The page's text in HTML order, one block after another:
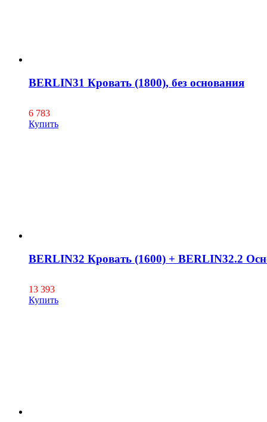
BERLIN31 Кровать (1800), без основания
6 783
Купить
BERLIN32 Кровать (1600) + BERLIN32.2
13 393
Купить